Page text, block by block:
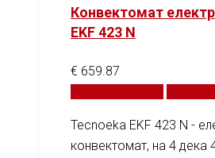
Конвектомат
EKF 423 N
€ 659.87
Tecnoeka EKF 423 N -
конвектомат, на 4 дека